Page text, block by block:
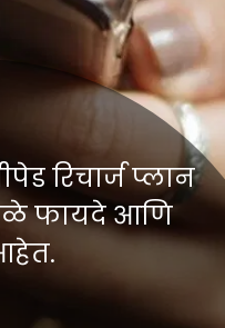
रिचार्ज प्लान
फायदे आणि